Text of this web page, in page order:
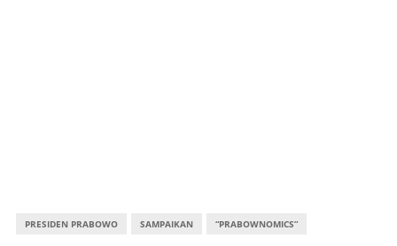
PRESIDEN PRABOWO SAMPAIKAN “PRABOWNOMICS”